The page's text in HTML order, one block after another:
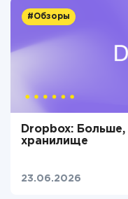
#Обзоры
Dropbox:
хранилище
23.06.2026